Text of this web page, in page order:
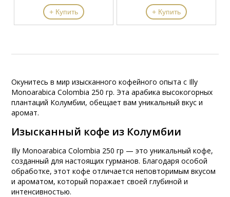
+ Купить + Купить
Окунитесь в мир изысканного кофейного опыта с Illy
Monoarabica Colombia 250 гр. Эта арабика высокогорных
плантаций Колумбии, обещает вам уникальный вкус и
аромат.
Изысканный кофе из Колумбии
Illy Monoarabica Colombia 250 гр — это уникальный кофе,
созданный для настоящих гурманов. Благодаря особой
обработке, этот кофе отличается неповторимым вкусом
и ароматом, который поражает своей глубиной и
интенсивностью.